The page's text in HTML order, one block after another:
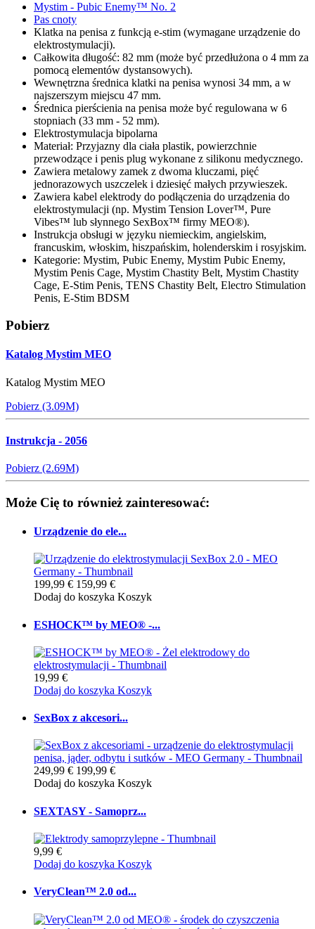
Mystim - Pubic Enemy™ No. 2
Pas cnoty
Klatka na penisa z funkcją e-stim (wymagane urządzenie do
elektrostymulacji).
Całkowita długość: 82 mm (może być przedłużona o 4 mm za
pomocą elementów dystansowych).
Wewnętrzna średnica klatki na penisa wynosi 34 mm, a w
najszerszym miejscu 47 mm.
Średnica pierścienia na penisa może być regulowana w 6
stopniach (33 mm - 52 mm).
Elektrostymulacja bipolarna
Materiał: Przyjazny dla ciała plastik, powierzchnie
przewodzące i penis plug wykonane z silikonu medycznego.
Zawiera metalowy zamek z dwoma kluczami, pięć
jednorazowych uszczelek i dziesięć małych przywieszek.
Zawiera kabel elektrody do podłączenia do urządzenia do
elektrostymulacji (np. Mystim Tension Lover™, Pure
Vibes™ lub słynnego SexBox™ firmy MEO®).
Instrukcja obsługi w języku niemieckim, angielskim,
francuskim, włoskim, hiszpańskim, holenderskim i rosyjskim.
Kategorie: Mystim, Pubic Enemy, Mystim Pubic Enemy,
Mystim Penis Cage, Mystim Chastity Belt, Mystim Chastity
Cage, E-Stim Penis, TENS Chastity Belt, Electro Stimulation
Penis, E-Stim BDSM
Pobierz
Katalog Mystim MEO
Katalog Mystim MEO
Pobierz (3.09M)
Instrukcja - 2056
Pobierz (2.69M)
Może Cię to również zainteresować:
Urządzenie do ele...
199,99 € 159,99 €
Dodaj do koszyka Koszyk
ESHOCK™ by MEO® -...
19,99 €
Dodaj do koszyka Koszyk
SexBox z akcesori...
249,99 € 199,99 €
Dodaj do koszyka Koszyk
SEXTASY - Samoprz...
9,99 €
Dodaj do koszyka Koszyk
VeryClean™ 2.0 od...